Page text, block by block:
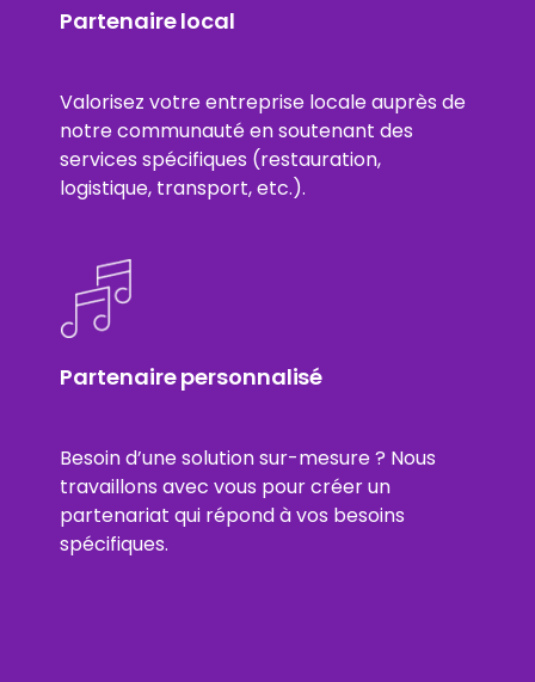
Partenaire local
Valorisez votre entreprise locale auprès de
notre communauté en soutenant des
services spécifiques (restauration,
logistique, transport, etc.).
Partenaire personnalisé
Besoin d’une solution sur-mesure ? Nous
travaillons avec vous pour créer un
partenariat qui répond à vos besoins
spécifiques.